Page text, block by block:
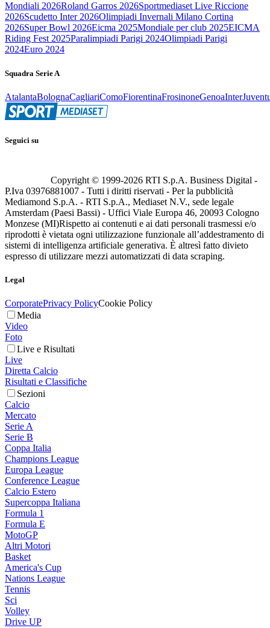
Mondiali 2026Roland Garros 2026Sportmediaset Live Riccione
2026Scudetto Inter 2026Olimpiadi Invernali Milano Cortina
2026Super Bowl 2026Eicma 2025Mondiale per club 2025EICMA
Riding Fest 2025Paralimpiadi Parigi 2024Olimpiadi Parigi
2024Euro 2024
Squadra Serie A
AtalantaBolognaCagliariComoFiorentinaFrosinoneGenoaInter
Seguici su
Copyright © 1999-2026 RTI S.p.A. Business Digital -
P.Iva 03976881007 - Tutti i diritti riservati - Per la pubblicità
Mediamond S.p.A. - RTI S.p.A., Mediaset N.V., sede legale
Amsterdam (Paesi Bassi) - Uffici Viale Europa 46, 20093 Cologno
Monzese (MI)Rispetto ai contenuti e ai dati personali trasmessi e/o
riprodotti è vietata ogni utilizzazione funzionale all’addestramento di
sistemi di intelligenza artificiale generativa. È altresì fatto divieto
espresso di utilizzare mezzi automatizzati di data scraping.
Legal
CorporatePrivacy PolicyCookie Policy
Media
Video
Foto
Live e Risultati
Live
Diretta Calcio
Risultati e Classifiche
Sezioni
Calcio
Mercato
Serie A
Serie B
Coppa Italia
Champions League
Europa League
Conference League
Calcio Estero
Supercoppa Italiana
Formula 1
Formula E
MotoGP
Altri Motori
Basket
America's Cup
Nations League
Tennis
Sci
Volley
Drive UP